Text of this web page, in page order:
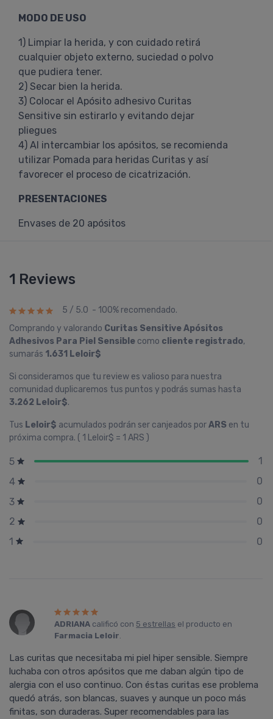
MODO DE USO
1) Limpiar la herida, y con cuidado retirá
cualquier objeto externo, suciedad o polvo
que pudiera tener.
2) Secar bien la herida.
3) Colocar el Apósito adhesivo Curitas
Sensitive sin estirarlo y evitando dejar
pliegues
4) Al intercambiar los apósitos, se recomienda
utilizar Pomada para heridas Curitas y así
favorecer el proceso de cicatrización.
PRESENTACIONES
Envases de 20 apósitos
1 Reviews
5 / 5.0 - 100% recomendado.
Comprando y valorando Curitas Sensitive Apósitos
Adhesivos Para Piel Sensible como cliente registrado,
sumarás 1.631 Leloir$
Si consideramos que tu review es valioso para nuestra
comunidad duplicaremos tus puntos y podrás sumas hasta
3.262 Leloir$.
Tus Leloir$ acumulados podrán ser canjeados porARS en tu
próxima compra. ( 1 Leloir$ = 1 ARS )
5
1
4
0
3
0
2
0
1
0
ADRIANA calificó con 5 estrellas el producto en
Farmacia Leloir.
Las curitas que necesitaba mi piel hiper sensible. Siempre
luchaba con otros apósitos que me daban algún tipo de
alergia con el uso continuo. Con éstas curitas ese problema
quedó atrás, son blancas, suaves y aunque un poco más
finitas, son duraderas. Super recomendables para las